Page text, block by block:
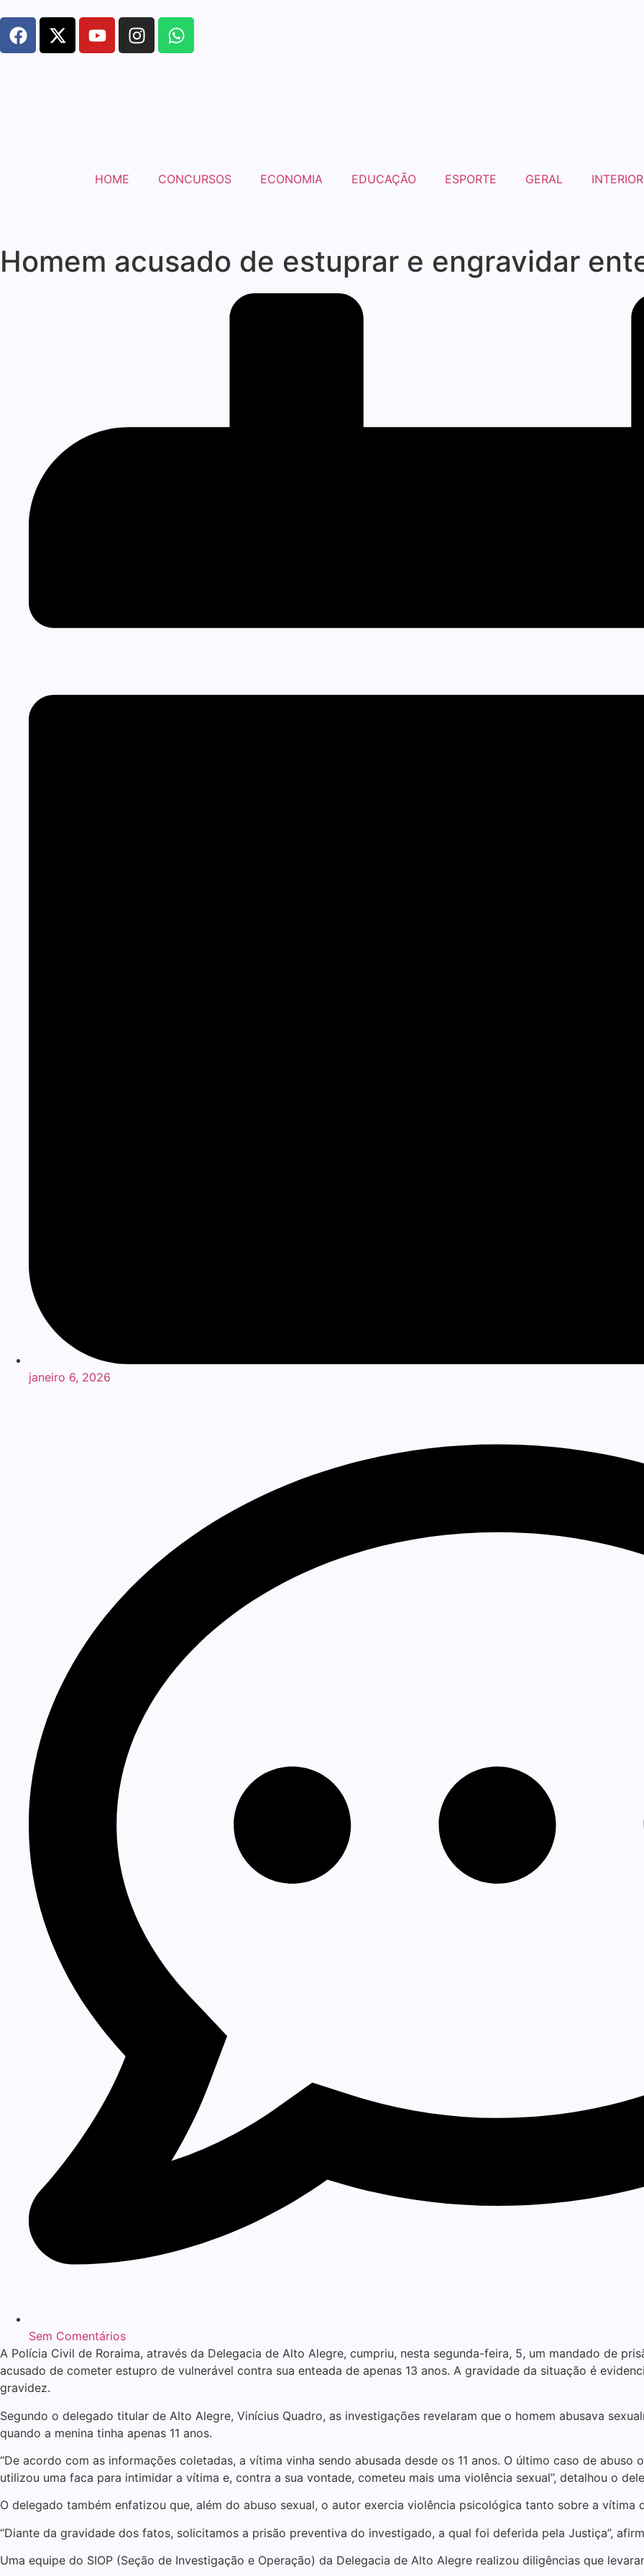
HOME CONCURSOS ECONOMIA EDUCAÇÃO ESPORTE GERAL INTERIOR
Homem acusado de estuprar e engravidar
janeiro 6, 2026
Sem Comentários
A Polícia Civil de Roraima, através da Delegacia de Alto Alegre, cumpriu, nesta segunda-feira, 5, um mandado de
acusado de cometer estupro de vulnerável contra sua enteada de apenas 13 anos. A gravidade da situação é
gravidez.
Segundo o delegado titular de Alto Alegre, Vinícius Quadro, as investigações revelaram que o homem abusava
quando a menina tinha apenas 11 anos.
“De acordo com as informações coletadas, a vítima vinha sendo abusada desde os 11 anos. O último caso de
utilizou uma faca para intimidar a vítima e, contra a sua vontade, cometeu mais uma violência sexual”, detalhou o
O delegado também enfatizou que, além do abuso sexual, o autor exercia violência psicológica tanto sobre a vítima
“Diante da gravidade dos fatos, solicitamos a prisão preventiva do investigado, a qual foi deferida pela Justiça”,
Uma equipe do SIOP (Seção de Investigação e Operação) da Delegacia de Alto Alegre realizou diligências que